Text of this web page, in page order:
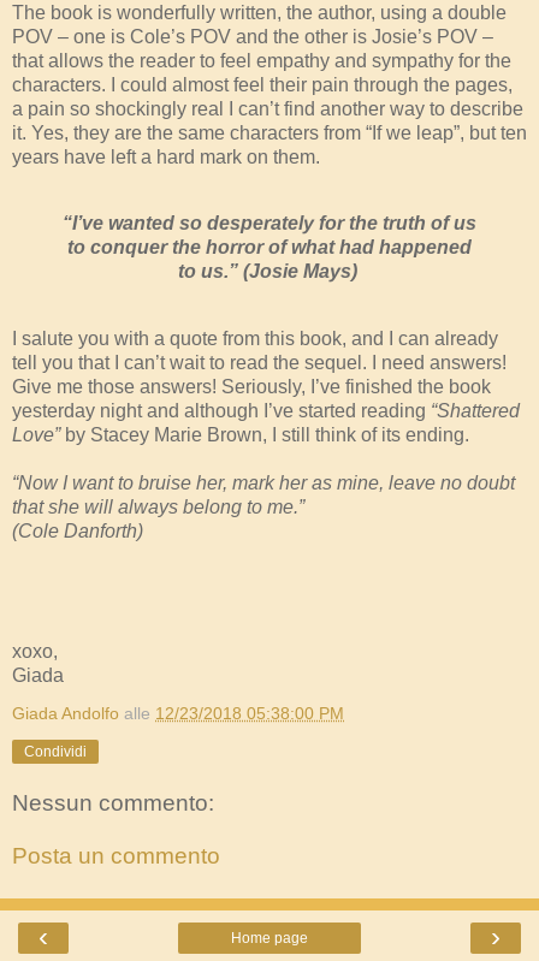
The book is wonderfully written, the author, using a double
POV – one is Cole’s POV and the other is Josie’s POV –
that allows the reader to feel empathy and sympathy for the
characters. I could almost feel their pain through the pages,
a pain so shockingly real I can’t find another way to describe
it. Yes, they are the same characters from “If we leap”, but ten
years have left a hard mark on them.
“I’ve wanted so desperately for the truth of us
to conquer the horror of what had happened
to us.” (Josie Mays)
I salute you with a quote from this book, and I can already
tell you that I can’t wait to read the sequel. I need answers!
Give me those answers! Seriously, I’ve finished the book
yesterday night and although I’ve started reading “Shattered
Love”by Stacey Marie Brown, I still think of its ending.
“Now I want to bruise her, mark her as mine, leave no doubt
that she will always belong to me.”
(Cole Danforth)
xoxo,
Giada
Giada Andolfo alle 12/23/2018 05:38:00 PM
Condividi
Nessun commento:
Posta un commento
‹ ›
Home page